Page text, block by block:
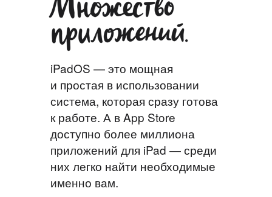
iPadOS — это мощная
и простая в использовании
система, которая сразу готова
к работе. А в App Store
доступно более миллиона
приложений для iPad — среди
них легко найти необходимые
именно вам.